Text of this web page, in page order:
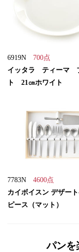
6919N 700点
イッタラ ティーマ
ト 21㎝ホワイト
7783N 4600点
カイボイスン デザー
ピース（マット）
パンを